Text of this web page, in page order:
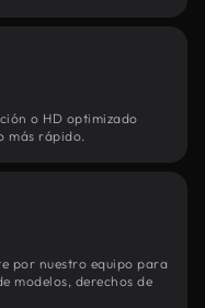
o HD optimizado
más rápido.
por nuestro equipo para
modelos, derechos de